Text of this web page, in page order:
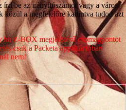
írd be az irányítószámot vagy a város
közül a megfelelőre kattintva tudod azt
Z-BOX megjelölésű csomagpontot
csak a Packeta applikációban
nem!